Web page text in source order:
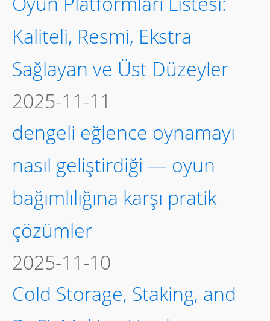
Kaliteli, Resmi, Ekstra
Sağlayan ve Üst Düzeyler
2025-11-11
dengeli eğlence oynamayı
nasıl geliştirdiği — oyun
bağımlılığına karşı pratik
çözümler
2025-11-10
Cold Storage, Staking, and